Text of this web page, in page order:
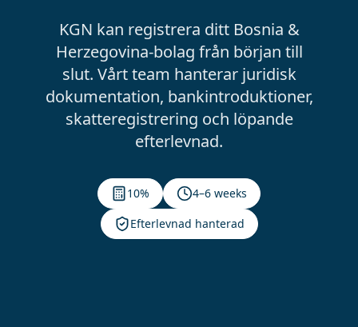
KGN kan registrera ditt Bosnia &
Herzegovina-bolag från början till
slut. Vårt team hanterar juridisk
dokumentation, bankintroduktioner,
skatteregistrering och löpande
efterlevnad.
10%
4–6 weeks
Efterlevnad hanterad